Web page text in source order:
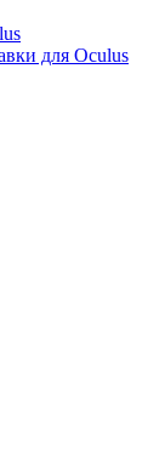
для Oculus